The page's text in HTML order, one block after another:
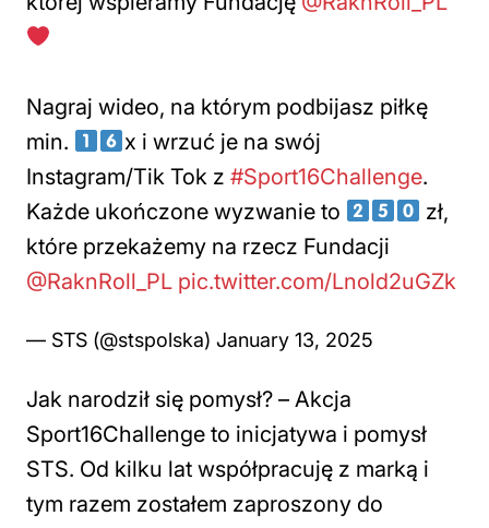
Nagraj wideo, na którym podbijasz piłkę
min.
x i wrzuć je na swój
Instagram/Tik Tok z #Sport16Challenge.
Każde ukończone wyzwanie to
zł,
które przekażemy na rzecz Fundacji
@RaknRoll_PL pic.twitter.com/Lnold2uGZk
— STS (@stspolska) January 13, 2025
Jak narodził się pomysł? – Akcja
Sport16Challenge to inicjatywa i pomysł
STS. Od kilku lat współpracuję z marką i
tym razem zostałem zaproszony do